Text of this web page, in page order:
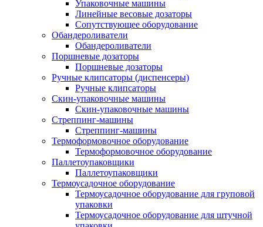
Упаковочные машины
Линейные весовые дозаторы
Сопутствующее оборудование
Обандероливатели
Обандероливатели
Поршневые дозаторы
Поршневые дозаторы
Ручные клипсаторы (диспенсеры)
Ручные клипсаторы
Скин-упаковочные машины
Скин-упаковочные машины
Стреппинг-машины
Стреппинг-машины
Термоформовочное оборудование
Термоформовочное оборудование
Паллетоупаковщики
Паллетоупаковщики
Термоусадочное оборудование
Термоусадочное оборудование для груповой
упаковки
Термоусадочное оборудование для штучной